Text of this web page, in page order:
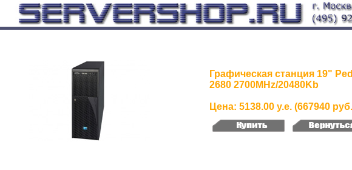
Графическая станция 19"
2680 2700MHz/20480Kb
Цена: 5138.00 у.е. (667940